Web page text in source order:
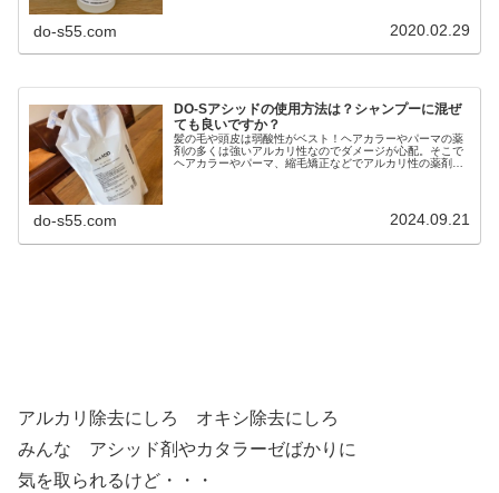
do-s55.com 2020.02.29
DO-Sアシッドの使用方法は？シャンプーに混ぜ
ても良いですか？
髪の毛や頭皮は弱酸性がベスト！ヘアカラーやパーマの薬
剤の多くは強いアルカリ性なのでダメージが心配。そこで
ヘアカラーやパーマ、縮毛矯正などでアルカリ性の薬剤を
do-s55.com 2024.09.21
アルカリ除去にしろ オキシ除去にしろ
みんな アシッド剤やカタラーゼばかりに
気を取られるけど・・・